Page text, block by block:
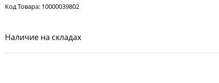
Код Товара: 10000039802
Наличие на складах